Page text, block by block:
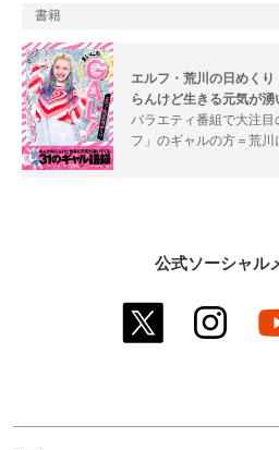
書籍
エルフ・荒川の日めく
らんけど生きる元気が
バラエティ番組で大注
フ」のギャルの方＝荒川
公式ソーシャル
twitter